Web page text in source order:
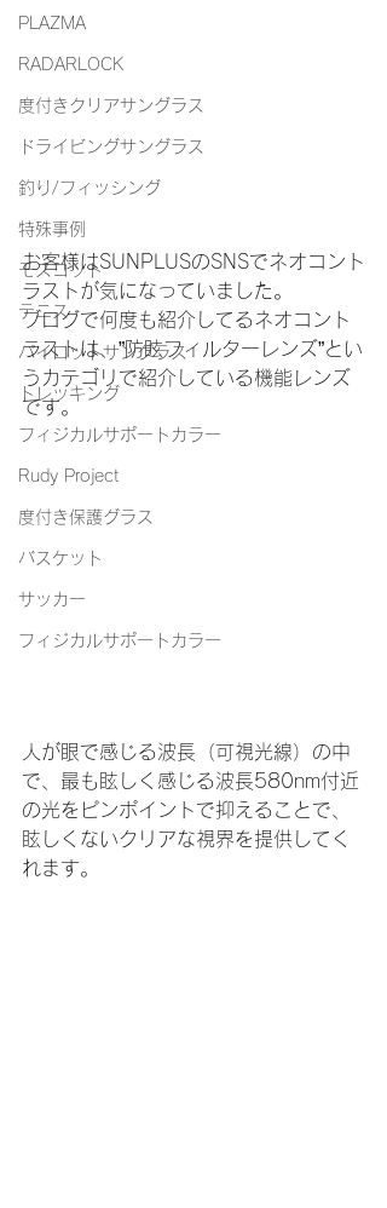
PLAZMA
RADARLOCK
度付きクリアサングラス
ドライビングサングラス
釣り/フィッシング
特殊事例
モスコット
テニス
パイロットサングラス
トレッキング
フィジカルサポートカラー
Rudy Project
度付き保護グラス
バスケット
サッカー
フィジカルサポートカラー
お客様はSUNPLUSのSNSでネオコント
ラストが気になっていました。
ブログで何度も紹介してるネオコント
ラストは、”防眩フィルターレンズ”とい
うカテゴリで紹介している機能レンズ
です。
人が眼で感じる波長（可視光線）の中
で、最も眩しく感じる波長580nm付近
の光をピンポイントで抑えることで、
眩しくないクリアな視界を提供してく
れます。